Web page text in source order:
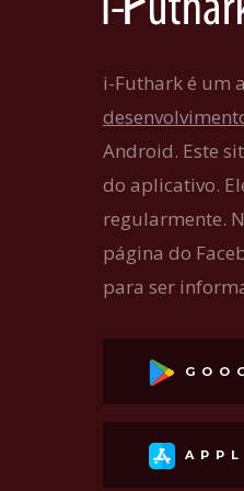
i-Futhark é um
Android. Este
do aplicativo.
regularmente.
página do
para ser